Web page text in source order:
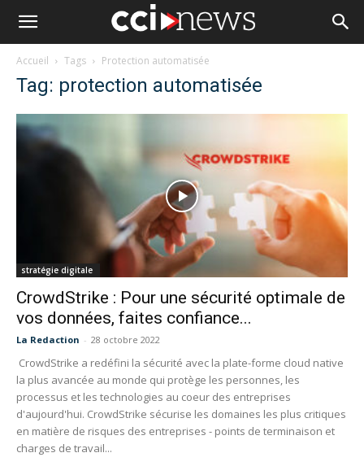
Accueil Tags Protection automatisée
Tag: protection automatisée
stratégie digitale
CrowdStrike : Pour une sécurité optimale de
vos données, faites confiance...
La Redaction - 28 octobre 2022
CrowdStrike a redéfini la sécurité avec la plate-forme cloud native
la plus avancée au monde qui protège les personnes, les
processus et les technologies au coeur des entreprises
d'aujourd'hui. CrowdStrike sécurise les domaines les plus critiques
en matière de risques des entreprises - points de terminaison et
charges de travail...